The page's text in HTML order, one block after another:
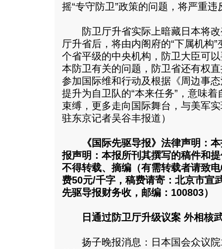
摇“专守防卫”政策的问题，将严重违
防卫厅升省实际上暗藏日本将改
厅升省后，将由内阁府的“下属机构
个省平级的中央机构，防卫大臣可
本防卫有关的问题，防卫省还有权
参加国际维和行动及根据《周边事
提升为自卫队的“本来任务”，意味着
束缚，更多走向国际舞台，与美军
驻东京记者吴谷丰报道）
《国际先驱导报》法律声明：
报声明：本报所刊其撰写的稿件和
不得转载、摘编（有需转载者请致
费50元/千字，稿费请寄：北京市宣
先驱导报财务收，邮编：100803）
日通过防卫厅升级议案 外相核
扬子晚报消息：日本国会众议院